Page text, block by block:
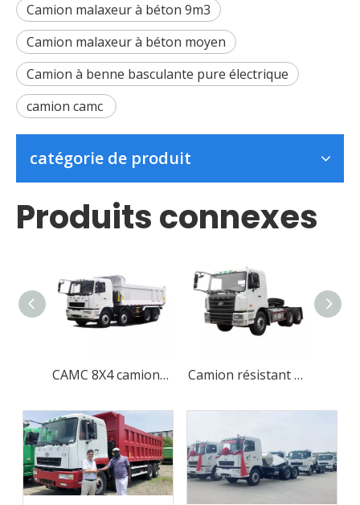
Camion malaxeur à béton 9m3
Camion malaxeur à béton moyen
Camion à benne basculante pure électrique
camion camc
catégorie de produit
Produits connexes
CAMC 8X4 camions à benne basculante/camion à benne basculante Camion résistant du moteur diesel 6x4 pour le transport de marchandises